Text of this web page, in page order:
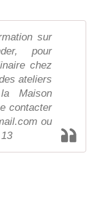
sur
pour
chez
ateliers
Maison
contacter
ou